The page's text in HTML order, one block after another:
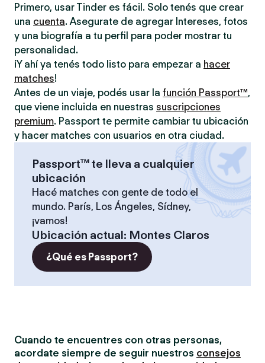
Primero, usar Tinder es fácil. Solo tenés que crear
una cuenta. Asegurate de agregar Intereses, fotos
y una biografía a tu perfil para poder mostrar tu
personalidad.
¡Y ahí ya tenés todo listo para empezar a hacer
matches!
Antes de un viaje, podés usar la función Passport™,
que viene incluida en nuestras suscripciones
premium. Passport te permite cambiar tu ubicación
y hacer matches con usuarios en otra ciudad.
Passport™ te lleva a cualquier
ubicación
Hacé matches con gente de todo el
mundo. París, Los Ángeles, Sídney,
¡vamos!
Ubicación actual: Montes Claros
¿Qué es Passport?
Cuando te encuentres con otras personas,
acordate siempre de seguir nuestros consejos